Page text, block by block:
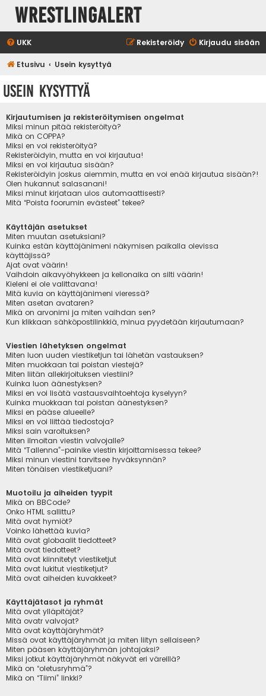
WrestlingAlert
UKK Kirjaudu sisään
Rekisteröidy
Etusivu Usein kysyttyä
Usein kysyttyä
Kirjautumisen ja rekisteröitymisen ongelmat
Miksi minun pitää rekisteröityä?
Mikä on COPPA?
Miksi en voi rekisteröityä?
Rekisteröidyin, mutta en voi kirjautua!
Miksi en voi kirjautua sisään?
Rekisteröidyin joskus aiemmin, mutta en voi enää kirjautua sisään?!
Olen hukannut salasanani!
Miksi minut kirjataan ulos automaattisesti?
Mitä “Poista foorumin evästeet” tekee?
Käyttäjän asetukset
Miten muutan asetuksiani?
Kuinka estän käyttäjänimeni näkymisen paikalla olevissa
käyttäjissä?
Ajat ovat väärin!
Vaihdoin aikavyöhykkeen ja kellonaika on silti väärin!
Kieleni ei ole valittavana!
Mitä kuvia on käyttäjänimeni vieressä?
Miten asetan avataren?
Mikä on arvonimi ja miten vaihdan sen?
Kun klikkaan sähköpostilinkkiä, minua pyydetään kirjautumaan?
Viestien lähetyksen ongelmat
Miten luon uuden viestiketjun tai lähetän vastauksen?
Miten muokkaan tai poistan viestejä?
Miten liitän allekirjoituksen viestiini?
Kuinka luon äänestyksen?
Miksi en voi lisätä vastausvaihtoehtoja kyselyyn?
Kuinka muokkaan tai poistan äänestyksen?
Miksi en pääse alueelle?
Miksi en voi liittää tiedostoja?
Miksi sain varoituksen?
Miten ilmoitan viestin valvojalle?
Mitä “Tallenna”-painike viestin kirjoittamisessa tekee?
Miksi minun viestini tarvitsee hyväksynnän?
Miten tönäisen viestiketjuani?
Muotoilu ja aiheiden tyypit
Mikä on BBCode?
Onko HTML sallittu?
Mitä ovat hymiöt?
Voinko lähettää kuvia?
Mitä ovat globaalit tiedotteet?
Mitä ovat tiedotteet?
Mitä ovat kiinnitetyt viestiketjut
Mitä ovat lukitut viestiketjut?
Mitä ovat aiheiden kuvakkeet?
Käyttäjätasot ja ryhmät
Mitä ovat ylläpitäjät?
Mitä ovatr valvojat?
Mitä ovat käyttäjäryhmät?
Missä ovat käyttäjäryhmät ja miten liityn sellaiseen?
Miten pääsen käyttäjäryhmän johtajaksi?
Miksi jotkut käyttäjäryhmät näkyvät eri väreillä?
Mikä on “oletusryhmä”?
Mikä on “Tiimi” linkki?